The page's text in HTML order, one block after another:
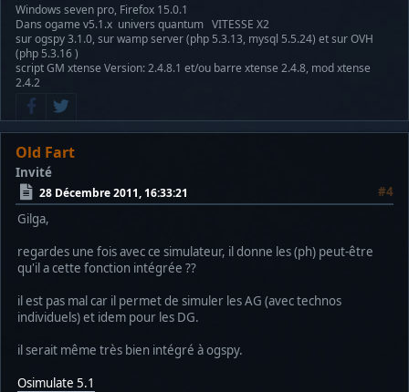
Windows seven pro, Firefox 15.0.1
Dans ogame v5.1.x univers quantum VITESSE X2
sur ogspy 3.1.0, sur wamp server (php 5.3.13, mysql 5.5.24) et sur OVH
(php 5.3.16 )
script GM xtense Version: 2.4.8.1 et/ou barre xtense 2.4.8, mod xtense
2.4.2
Old Fart
Invité
28 Décembre 2011, 16:33:21
#4
Gilga,
regardes une fois avec ce simulateur, il donne les (ph) peut-être
qu'il a cette fonction intégrée ??
il est pas mal car il permet de simuler les AG (avec technos
individuels) et idem pour les DG.
il serait même très bien intégré à ogspy.
Osimulate 5.1